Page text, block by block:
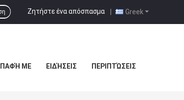
Greek
Ζητήστε ένα απόσπασμα |
ΜΕ ΕΙΔΉΣΕΙΣ ΠΕΡΙΠΤΏΣΕΙΣ